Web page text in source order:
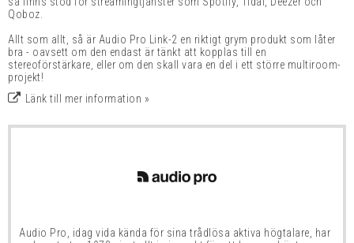
Qoboz.
Allt som allt, så är Audio Pro Link-2 en riktigt grym produkt som låter
bra - oavsett om den endast är tänkt att kopplas till en
stereoförstärkare, eller om den skall vara en del i ett större multiroom-
projekt!
Länk till mer information »
Audio Pro, idag vida kända för sina trådlösa aktiva högtalare, har